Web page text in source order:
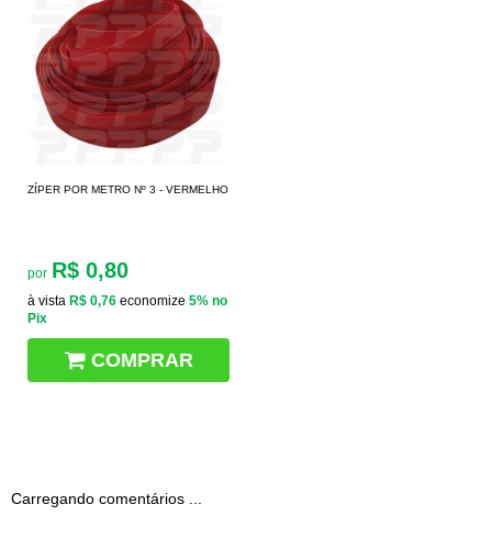
ZÍPER POR METRO Nº 3 - VERMELHO
por R$ 0,80
à vista R$ 0,76 economize 5% no
Pix
COMPRAR
Carregando comentários ...